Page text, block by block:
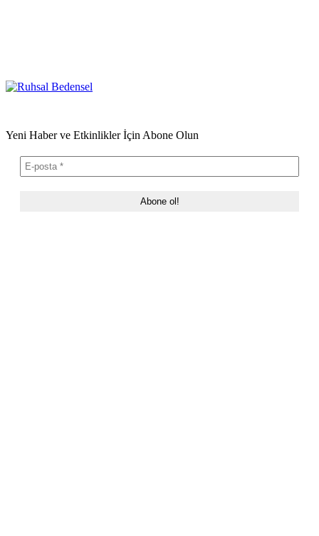
Yeni Haber ve Etkinlikler İçin Abone Olun